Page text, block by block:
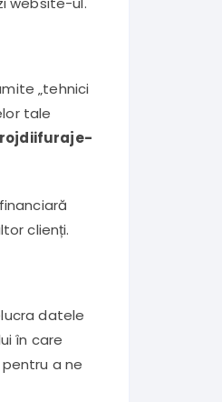
„tehnici
tale
clienți.
datele
în care
a ne